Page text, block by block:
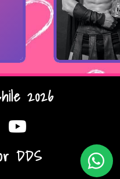
2026
DDS